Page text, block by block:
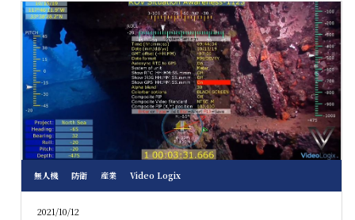
無人機 防衛 産業 Video Logix
2021/10/12